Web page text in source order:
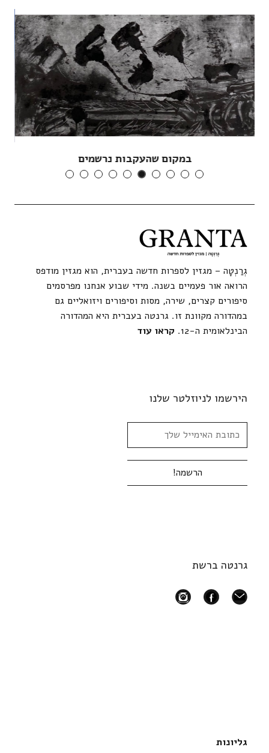
במקום שהעקבות נרשמים
גְרַנְטָה – מגזין לספרות חדשה בעברית, הוא מגזין מודפס
הרואה אור פעמיים בשנה. מידי שבוע אנחנו מפרסמים
סיפורים קצרים, שירה, מסות וסיפורים ויזואליים גם
במהדורה מקוונת זו. גרנטה בעברית היא המהדורה
הבינלאומית ה-12.
קראו עוד
הירשמו לניוזלטר שלנו
גרנטה ברשת
mail
facebook
instagram
גליונות